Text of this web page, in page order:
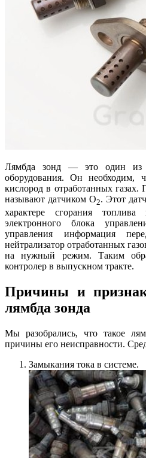
Лямбда зонд — это один из
оборудования. Он необходим,
кислород в отработанных
называют датчиком O2. Этот
характере сгорания топлива
электронного блока
управления информация
нейтрализатор отработанных
на нужный режим. Таким
контролер в выпускном тракте.
Причины и
лямбда зонда
Мы разобрались, что такое
причины его неисправности.
Замыкания тока в системе.